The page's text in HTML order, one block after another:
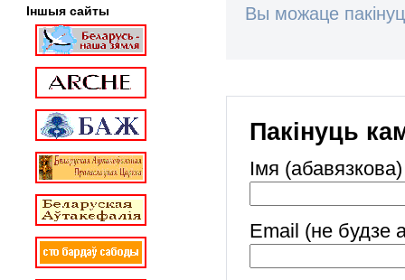
Вы можаце
Пакінуць
Імя (абавязкова)
Email (не будзе
Іншыя сайты